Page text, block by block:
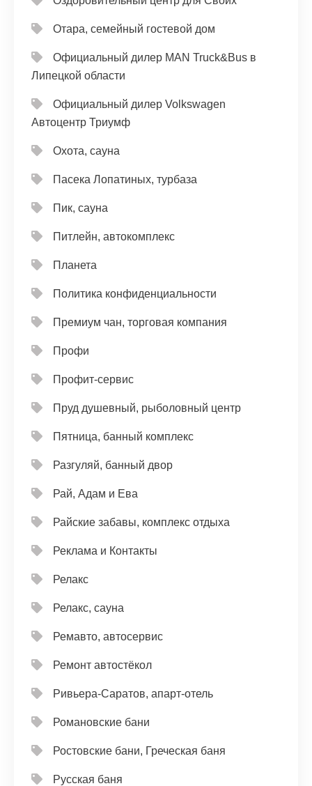
Отара, семейный гостевой дом
Официальный дилер MAN Truck&Bus в
Липецкой области
Официальный дилер Volkswagen
Автоцентр Триумф
Охота, сауна
Пасека Лопатиных, турбаза
Пик, сауна
Питлейн, автокомплекс
Планета
Политика конфиденциальности
Премиум чан, торговая компания
Профи
Профит-сервис
Пруд душевный, рыболовный центр
Пятница, банный комплекс
Разгуляй, банный двор
Рай, Адам и Ева
Райские забавы, комплекс отдыха
Реклама и Контакты
Релакс
Релакс, сауна
Ремавто, автосервис
Ремонт автостёкол
Ривьера-Саратов, апарт-отель
Романовские бани
Ростовские бани, Греческая баня
Русская баня